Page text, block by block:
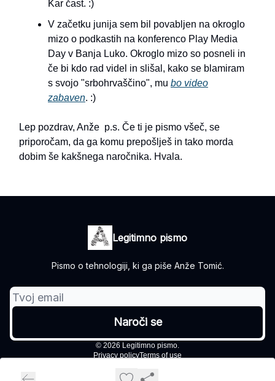
Kar čast. :)
V začetku junija sem bil povabljen na okroglo
mizo o podkastih na konferenco Play Media
Day v Banja Luko. Okroglo mizo so posneli in
če bi kdo rad videl in slišal, kako se blamiram
s svojo "srbohrvaščino", mu bo video
zabaven. :)
Lep pozdrav, Anže p.s. Če ti je pismo všeč, se
priporočam, da ga komu prepošlješ in tako morda
dobim še kakšnega naročnika. Hvala.
Legitimno pismo
Pismo o tehnologiji, ki ga piše Anže Tomić.
© 2026 Legitimno pismo.
Privacy policyTerms of use
Powered by beehiiv